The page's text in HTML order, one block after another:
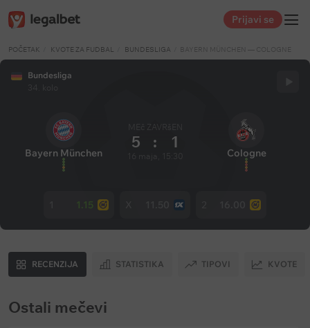
Prijavi se
POČETAK KVOTE ZA FUDBAL BUNDESLIGA BAYERN MÜNCHEN — COLOGNE
Bundesliga
Bayern München
5 : 1
Cologne
1.15
RECENZIJA STATISTIKA TIPOVI KVOTE
Ostali mečevi